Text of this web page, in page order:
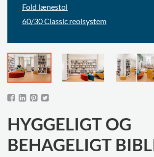
Fold lænestol
60/30 Classic reolsystem
HYGGELIGT OG
BEHAGELIGT